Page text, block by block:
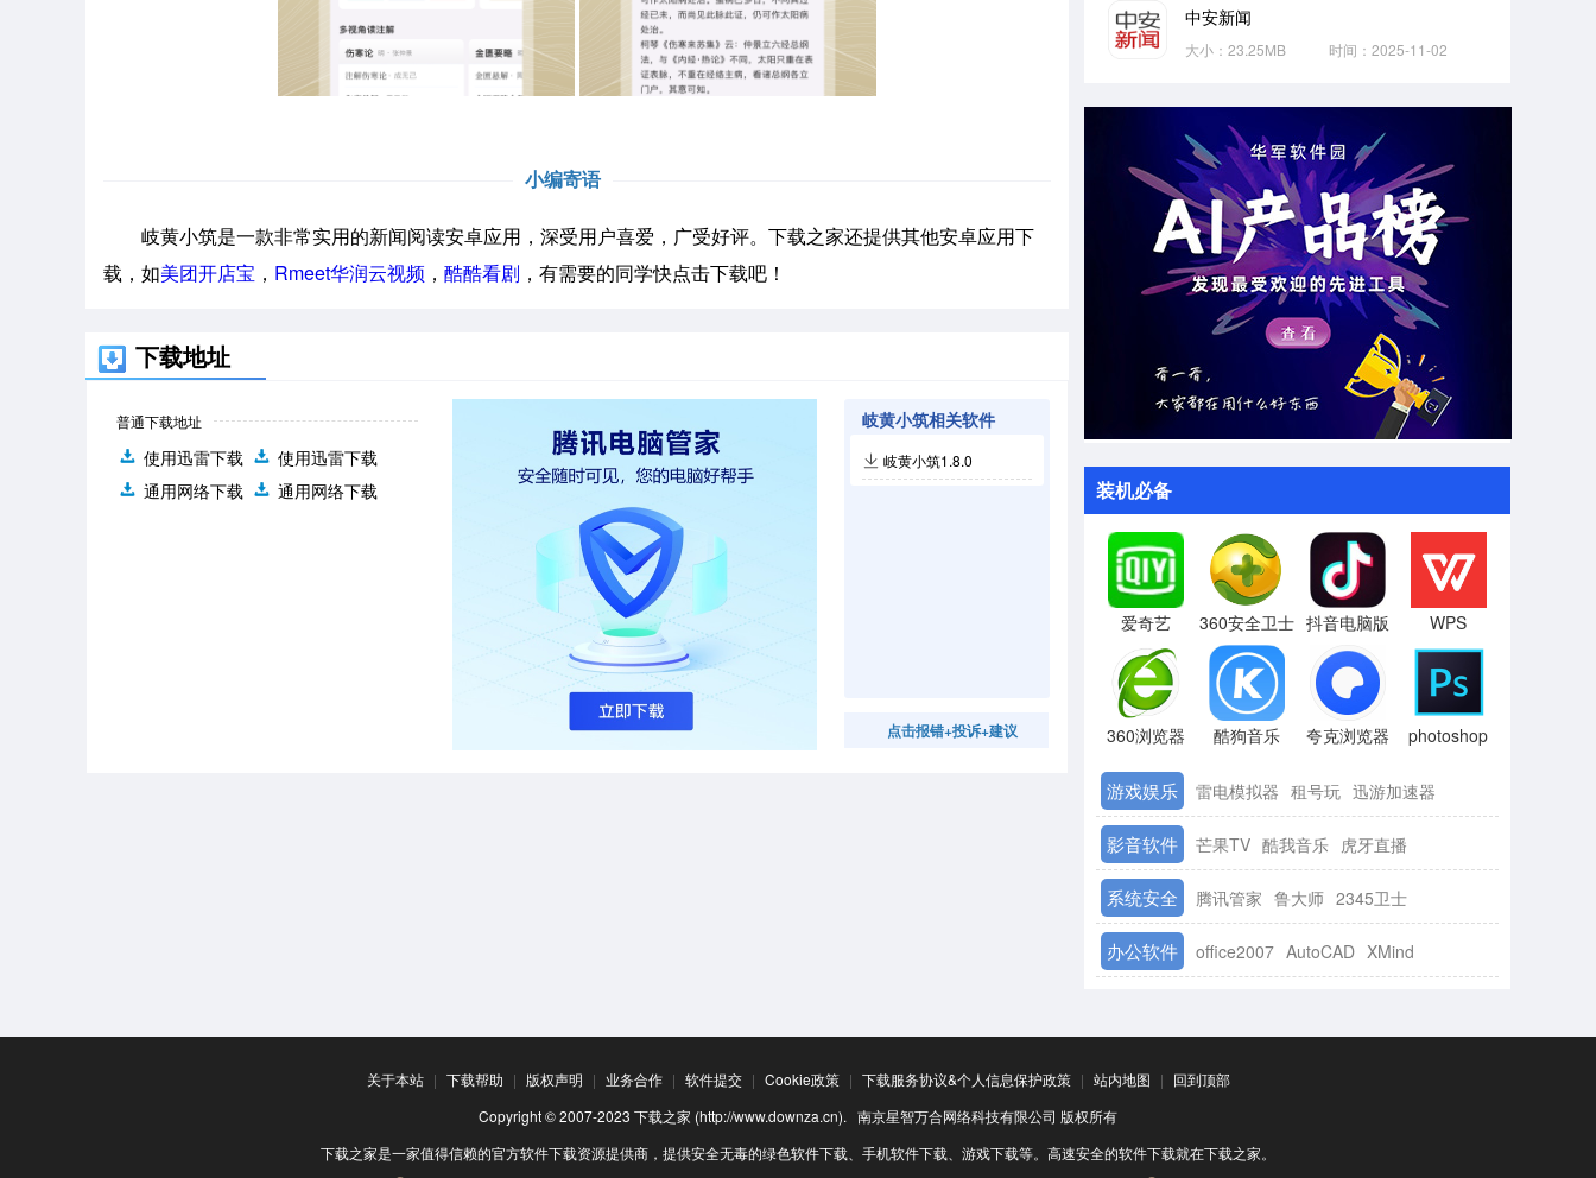
小编寄语
岐黄小筑是一款非常实用的新闻阅读安卓应用，深受用户喜爱，广受好评。下载之家还提供其他安卓应用下
载，如美团开店宝 ， Rmeet华润云视频 ， 酷酷看剧 ，有需要的同学快点击下载吧！
下载地址
普通下载地址
使用迅雷下载
使用迅雷下载
通用网络下载
通用网络下载
岐黄小筑相关软件
岐黄小筑1.8.0
点击报错+投诉+建议
中安新闻
大小：23.25MB 时间：2025-11-02
装机必备
爱奇艺 360安全卫士 抖音电脑版 WPS
360浏览器 酷狗音乐 夸克浏览器 photoshop
游戏娱乐 雷电模拟器 租号玩 迅游加速器
影音软件 芒果TV 酷我音乐 虎牙直播
系统安全 腾讯管家 鲁大师 2345卫士
办公软件 office2007 AutoCAD XMind
关于本站 | 下载帮助 | 版权声明 | 业务合作 | 软件提交 | Cookie政策 | 下载服务协议&个人信息保护政策 | 站内地图 | 回到顶部
Copyright © 2007-2023 下载之家 (http://www.downza.cn). 南京星智万合网络科技有限公司 版权所有
下载之家是一家值得信赖的官方软件下载资源提供商，提供安全无毒的绿色软件下载、手机软件下载、游戏下载等。高速安全的软件下载就在下载之家。